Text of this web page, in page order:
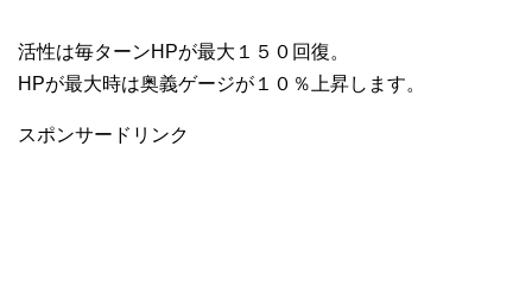
活性は毎ターンHPが最大１５０回復。
HPが最大時は奥義ゲージが１０％上昇します。
スポンサードリンク